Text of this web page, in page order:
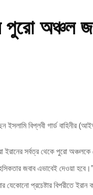
অঞ্চল
ইসলামি বিপ্লবী গার্ড
সর্বত্র থেকে পুরো
জবাব এভাবেই দেওয়া হবে।”
যেকোনো প্রচেষ্টার বিপরীতে